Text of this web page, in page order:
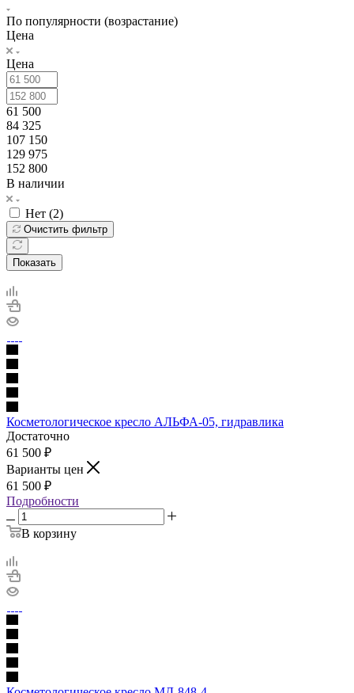
По популярности (возрастание)
Цена
Цена
61 500
84 325
107 150
129 975
152 800
В наличии
Нет (2)
Очистить фильтр
Показать
Косметологическое кресло АЛЬФА-05, гидравлика
Достаточно
61 500 ₽
Варианты цен
61 500 ₽
Подробности
В корзину